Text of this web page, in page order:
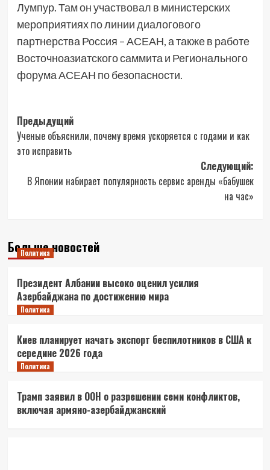
Лумпур. Там он участвовал в министерских
мероприятиях по линии диалогового
партнерства Россия – АСЕАН, а также в работе
Восточноазиатского саммита и Регионального
форума АСЕАН по безопасности.
Навигация
записи
Предыдущий
Ученые объяснили, почему время ускоряется с годами и как
это исправить
Следующий:
В Японии набирает популярность сервис аренды «бабушек
на час»
Больше новостей
Политика
Президент Албании высоко оценил усилия
Азербайджана по достижению мира
Политика
Киев планирует начать экспорт беспилотников в США к
середине 2026 года
Политика
Трамп заявил в ООН о разрешении семи конфликтов,
включая армяно-азербайджанский